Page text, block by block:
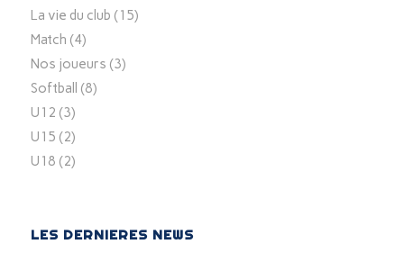
La vie du club (15)
Match (4)
Nos joueurs (3)
Softball
(8)
U12 (3)
U15 (2)
U18 (2)
LES DERNIERES NEWS